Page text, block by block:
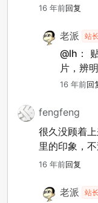
16 年前回复
老派 站长
@lh：
片，辨
16 年前回
fengfeng
很久没顾着
里的印象，
16 年前回复
老派 站长